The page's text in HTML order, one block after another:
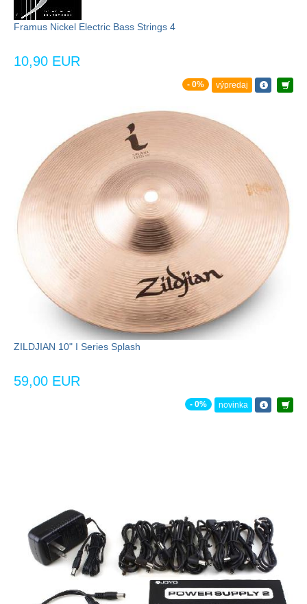
Framus Nickel Electric Bass Strings 4
10,90 EUR
- 0% výpredaj
ZILDJIAN 10" I Series Splash
59,00 EUR
- 0% novinka